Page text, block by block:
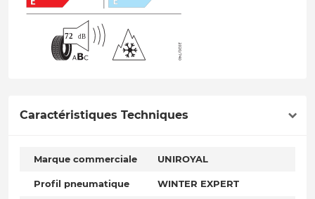
Caractéristiques Techniques
Marque commerciale UNIROYAL
Profil pneumatique WINTER EXPERT